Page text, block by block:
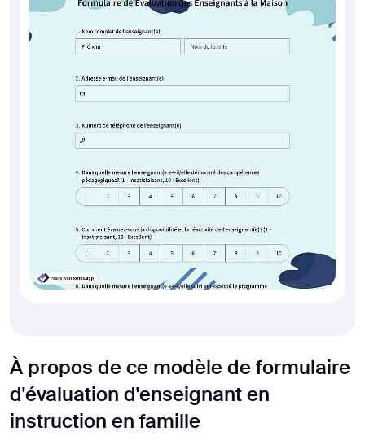
À propos de ce modèle de formulaire
d'évaluation d'enseignant en
instruction en famille